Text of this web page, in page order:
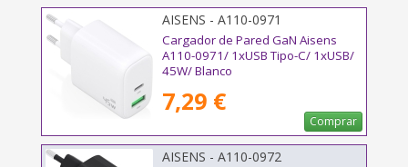
AISENS - A110-0971
Cargador de Pared GaN Aisens
A110-0971/ 1xUSB Tipo-C/ 1xUSB/
45W/ Blanco
7,29 €
Comprar
AISENS - A110-0972